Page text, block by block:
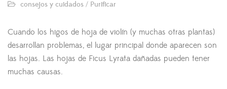
consejos y cuidados / Purificar
Cuando los higos de hoja de violín (y muchas otras plantas)
desarrollan problemas, el lugar principal donde aparecen son
las hojas. Las hojas de Ficus Lyrata dañadas pueden tener
muchas causas.